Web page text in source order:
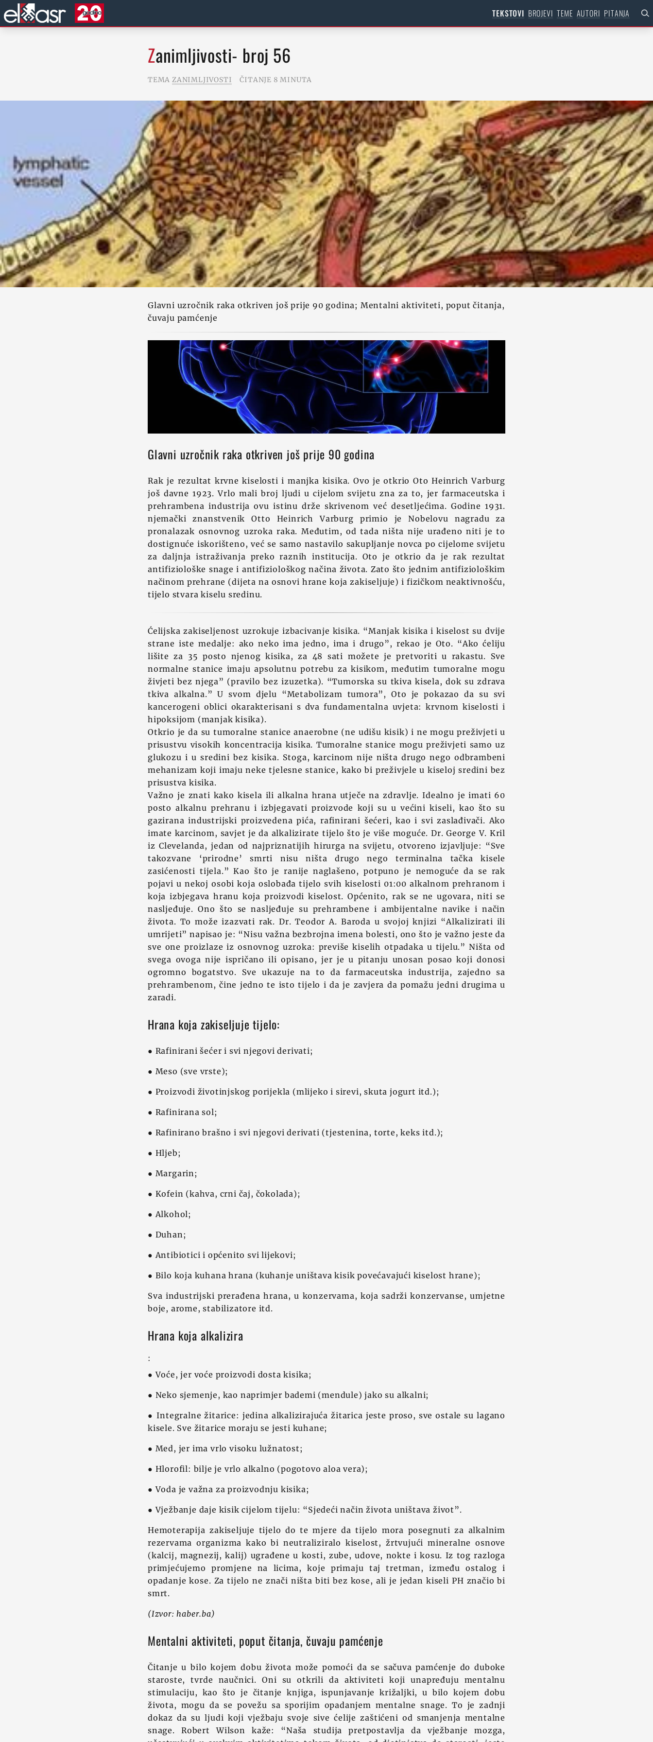
TEKSTOVI BROJEVI TEME AUTORI PITANJA
Zanimljivosti- broj 56
TEMA ZANIMLJIVOSTI ČITANJE 8 MINUTA
Glavni uzročnik raka otkriven još prije 90 godina; Mentalni aktiviteti, poput čitanja,
čuvaju pamćenje
Glavni uzročnik raka otkriven još prije 90 godina
Rak je rezultat krvne kiselosti i manjka kisika. Ovo je otkrio Oto Heinrich Varburg
još davne 1923. Vrlo mali broj ljudi u cijelom svijetu zna za to, jer farmaceutska i
prehrambena industrija ovu istinu drže skrivenom već desetljećima. Godine 1931.
njemački znanstvenik Otto Heinrich Varburg primio je Nobelovu nagradu za
pronalazak osnovnog uzroka raka. Međutim, od tada ništa nije urađeno niti je to
dostignuće iskorišteno, već se samo nastavilo sakupljanje novca po cijelome svijetu
za daljnja istraživanja preko raznih institucija. Oto je otkrio da je rak rezultat
antifiziološke snage i antifiziološkog načina života. Zato što jednim antifiziološkim
načinom prehrane (dijeta na osnovi hrane koja zakiseljuje) i fizičkom neaktivnošću,
tijelo stvara kiselu sredinu.
Ćelijska zakiseljenost uzrokuje izbacivanje kisika. “Manjak kisika i kiselost su dvije
strane iste medalje: ako neko ima jedno, ima i drugo”, rekao je Oto. “Ako ćeliju
lišite za 35 posto njenog kisika, za 48 sati možete je pretvoriti u rakastu. Sve
normalne stanice imaju apsolutnu potrebu za kisikom, međutim tumoralne mogu
živjeti bez njega” (pravilo bez izuzetka). “Tumorska su tkiva kisela, dok su zdrava
tkiva alkalna.” U svom djelu “Metabolizam tumora”, Oto je pokazao da su svi
kancerogeni oblici okarakterisani s dva fundamentalna uvjeta: krvnom kiselosti i
hipoksijom (manjak kisika).
Otkrio je da su tumoralne stanice anaerobne (ne udišu kisik) i ne mogu preživjeti u
prisustvu visokih koncentracija kisika. Tumoralne stanice mogu preživjeti samo uz
glukozu i u sredini bez kisika. Stoga, karcinom nije ništa drugo nego odbrambeni
mehanizam koji imaju neke tjelesne stanice, kako bi preživjele u kiseloj sredini bez
prisustva kisika.
Važno je znati kako kisela ili alkalna hrana utječe na zdravlje. Idealno je imati 60
posto alkalnu prehranu i izbjegavati proizvode koji su u većini kiseli, kao što su
gazirana industrijski proizvedena pića, rafinirani šećeri, kao i svi zaslađivači. Ako
imate karcinom, savjet je da alkalizirate tijelo što je više moguće. Dr. George V. Kril
iz Clevelanda, jedan od najpriznatijih hirurga na svijetu, otvoreno izjavljuje: “Sve
takozvane ‘prirodne’ smrti nisu ništa drugo nego terminalna tačka kisele
zasićenosti tijela.” Kao što je ranije naglašeno, potpuno je nemoguće da se rak
pojavi u nekoj osobi koja oslobađa tijelo svih kiselosti 01:00 alkalnom prehranom i
koja izbjegava hranu koja proizvodi kiselost. Općenito, rak se ne ugovara, niti se
nasljeđuje. Ono što se nasljeđuje su prehrambene i ambijentalne navike i način
života. To može izazvati rak. Dr. Teodor A. Baroda u svojoj knjizi “Alkalizirati ili
umrijeti” napisao je: “Nisu važna bezbrojna imena bolesti, ono što je važno jeste da
sve one proizlaze iz osnovnog uzroka: previše kiselih otpadaka u tijelu.” Ništa od
svega ovoga nije ispričano ili opisano, jer je u pitanju unosan posao koji donosi
ogromno bogatstvo. Sve ukazuje na to da farmaceutska industrija, zajedno sa
prehrambenom, čine jedno te isto tijelo i da je zavjera da pomažu jedni drugima u
zaradi.
Hrana koja zakiseljuje tijelo:
● Rafinirani šećer i svi njegovi derivati;
● Meso (sve vrste);
● Proizvodi životinjskog porijekla (mlijeko i sirevi, skuta jogurt itd.);
● Rafinirana sol;
● Rafinirano brašno i svi njegovi derivati (tjestenina, torte, keks itd.);
● Hljeb;
● Margarin;
● Kofein (kahva, crni čaj, čokolada);
● Alkohol;
● Duhan;
● Antibiotici i općenito svi lijekovi;
● Bilo koja kuhana hrana (kuhanje uništava kisik povećavajući kiselost hrane);
Sva industrijski prerađena hrana, u konzervama, koja sadrži konzervanse, umjetne
boje, arome, stabilizatore itd.
Hrana koja alkalizira
:
● Voće, jer voće proizvodi dosta kisika;
● Neko sjemenje, kao naprimjer bademi (mendule) jako su alkalni;
● Integralne žitarice: jedina alkalizirajuća žitarica jeste proso, sve ostale su lagano
kisele. Sve žitarice moraju se jesti kuhane;
● Med, jer ima vrlo visoku lužnatost;
● Hlorofil: bilje je vrlo alkalno (pogotovo aloa vera);
● Voda je važna za proizvodnju kisika;
● Vježbanje daje kisik cijelom tijelu: “Sjedeći način života uništava život”.
Hemoterapija zakiseljuje tijelo do te mjere da tijelo mora posegnuti za alkalnim
rezervama organizma kako bi neutraliziralo kiselost, žrtvujući mineralne osnove
(kalcij, magnezij, kalij) ugrađene u kosti, zube, udove, nokte i kosu. Iz tog razloga
primjećujemo promjene na licima, koje primaju taj tretman, između ostalog i
opadanje kose. Za tijelo ne znači ništa biti bez kose, ali je jedan kiseli PH značio bi
smrt.
(Izvor: haber.ba)
Mentalni aktiviteti, poput čitanja, čuvaju pamćenje
Čitanje u bilo kojem dobu života može pomoći da se sačuva pamćenje do duboke
staroste, tvrde naučnici. Oni su otkrili da aktiviteti koji unapređuju mentalnu
stimulaciju, kao što je čitanje knjiga, ispunjavanje križaljki, u bilo kojem dobu
života, mogu da se povežu sa sporijim opadanjem mentalne snage. To je zadnji
dokaz da su ljudi koji vježbaju svoje sive ćelije zaštićeni od smanjenja mentalne
snage. Robert Wilson kaže: “Naša studija pretpostavlja da vježbanje mozga,